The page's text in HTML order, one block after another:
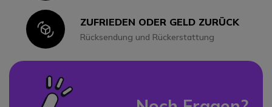
IconZUFRIEDEN ODER GELD ZURÜCK
Rücksendung und Rückerstattung